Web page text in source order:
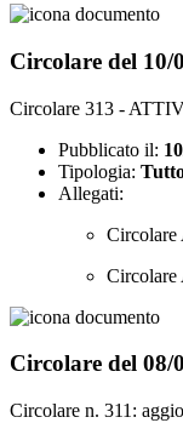
Circolare del 10/
Circolare 313 -
Pubblicato il:
Tipologia:
Allegati:
Circolare del 08/
Circolare n. 311: